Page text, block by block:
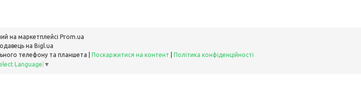
на маркетплейсі Prom.ua
на Bigl.ua
Поскаржитися на контент
Політика конфіденційності
Language ▼